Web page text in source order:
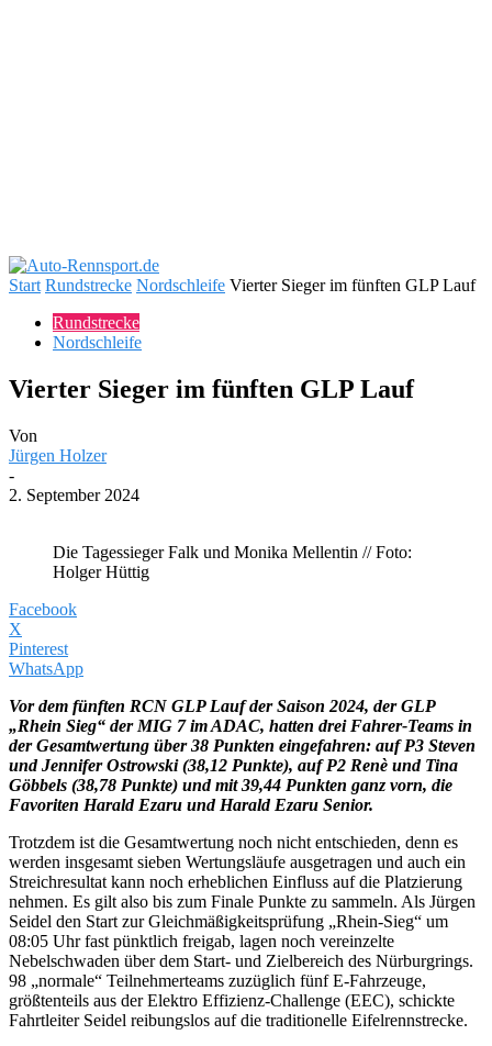
Start Rundstrecke Nordschleife Vierter Sieger im fünften GLP Lauf
Rundstrecke
Nordschleife
Vierter Sieger im fünften GLP Lauf
Von
Jürgen Holzer
-
2. September 2024
Die Tagessieger Falk und Monika Mellentin // Foto:
Holger Hüttig
Facebook
X
Pinterest
WhatsApp
Vor dem fünften RCN GLP Lauf der Saison 2024, der GLP
„Rhein Sieg“ der MIG 7 im ADAC, hatten drei Fahrer-Teams in
der Gesamtwertung über 38 Punkten eingefahren: auf P3 Steven
und Jennifer Ostrowski (38,12 Punkte), auf P2 Renè und Tina
Göbbels (38,78 Punkte) und mit 39,44 Punkten ganz vorn, die
Favoriten Harald Ezaru und Harald Ezaru Senior.
Trotzdem ist die Gesamtwertung noch nicht entschieden, denn es
werden insgesamt sieben Wertungsläufe ausgetragen und auch ein
Streichresultat kann noch erheblichen Einfluss auf die Platzierung
nehmen. Es gilt also bis zum Finale Punkte zu sammeln. Als Jürgen
Seidel den Start zur Gleichmäßigkeitsprüfung „Rhein-Sieg“ um
08:05 Uhr fast pünktlich freigab, lagen noch vereinzelte
Nebelschwaden über dem Start- und Zielbereich des Nürburgrings.
98 „normale“ Teilnehmerteams zuzüglich fünf E-Fahrzeuge,
größtenteils aus der Elektro Effizienz-Challenge (EEC), schickte
Fahrtleiter Seidel reibungslos auf die traditionelle Eifelrennstrecke.